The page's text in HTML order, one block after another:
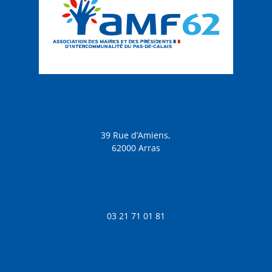
39 Rue d’Amiens,
62000 Arras
03 21 71 01 81